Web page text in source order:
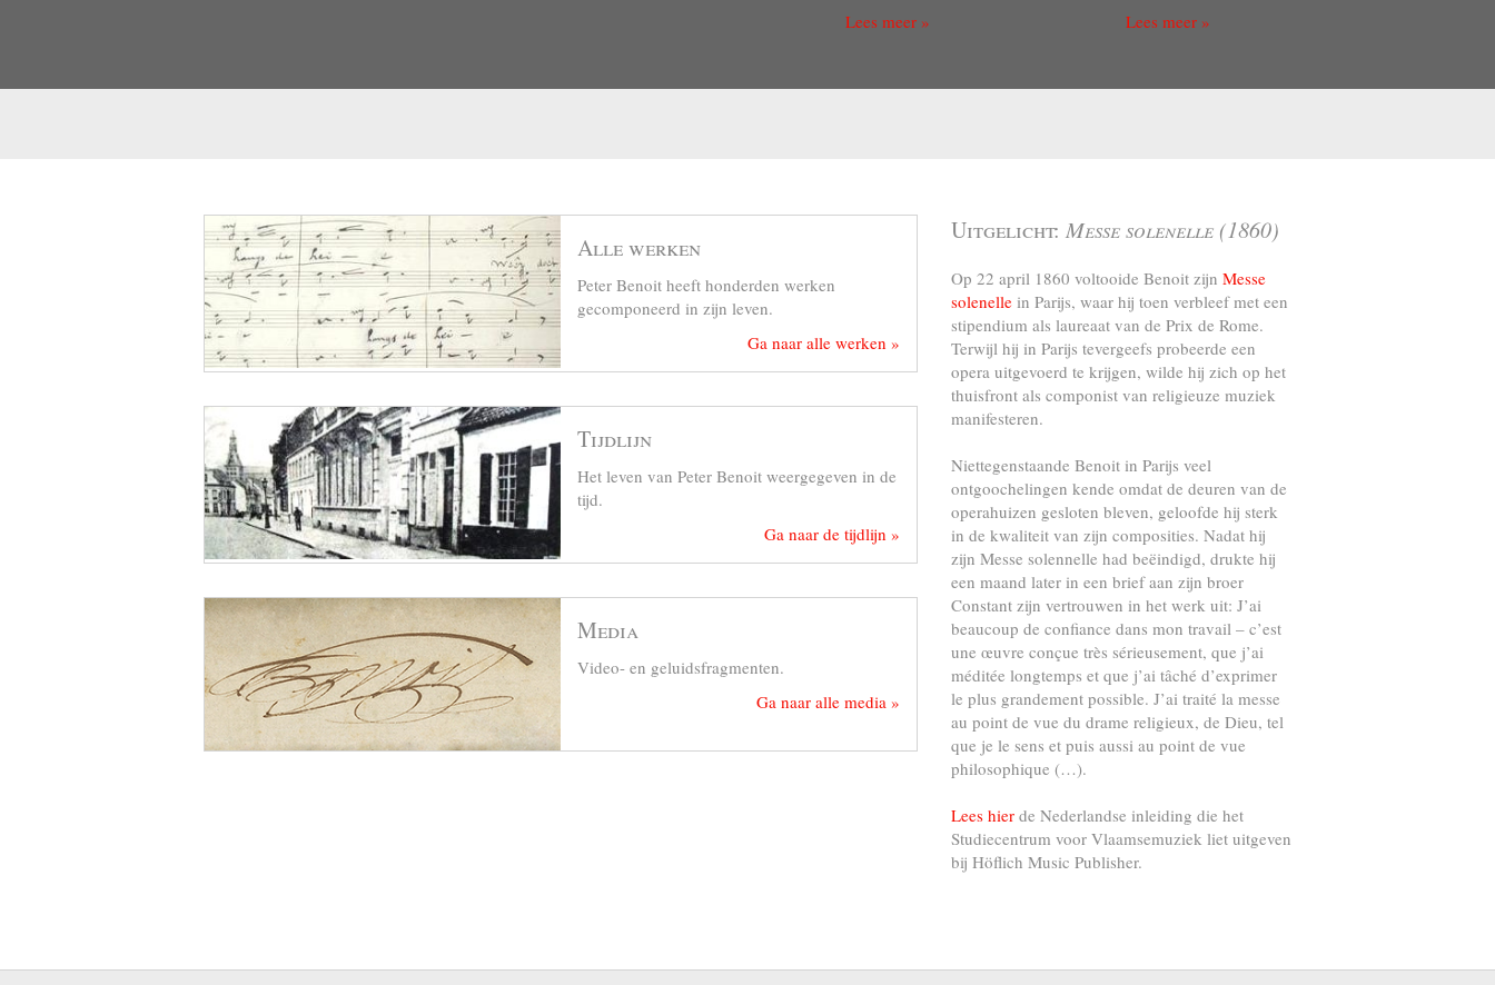
2. Clément Philippe François Michaëls (1821-1887) was bureauchef bij de
administratie van de goshuizen van Brussel. Hij is de auteur van
verschillende toneelwerken (zie: Biographie Nationale: Dictionnaire des
Ecrivains belges et catalogue de leurs publications 1830-1880, Tome II E-
M, Bruxelles, 1892, p. 676-677, met werkenlijst). Hij wordt onder meer
vermeld als auteur samen met Jacques Kats van De engel des huisgezins,
verschenen in 1853. Michaëls fils was vrijmetselaar en schreef brochures
zoals Guerre aux Jésuites en Morale des francs-maçons. Verder schreef hij
de teksten voor verschillende cantates voor de Romeprijs. (Zie ook: J.
Kuypers, Jacob Kats, agitator, p. 234.)
3. Firmin Lavisé, aan wie het stuk werd opgedragen, is wellicht de persoon
die Benoit in een brief van 28/06/1854 aan zijn ouders als zijn weldoener
vermeldt:
M. Lavisé qui est infatiguable pour me pousser et me faire connaître, m’a
temps.
Hij is eveneens te identificeren met Luitenant Kolonel Lavisé die op 6
oktober 1863 bij het huwelijk van Benoit met Flore Wantzel zal optreden als
getuige van de bruid. (LL)
Lees meer » Lees meer »
Alle werken
Peter Benoit heeft honderden werken
gecomponeerd in zijn leven.
Ga naar alle werken »
Tijdlijn
Het leven van Peter Benoit weergegeven in de
tijd.
Ga naar de tijdlijn »
Media
Video- en geluidsfragmenten.
Ga naar alle media »
Uitgelicht: Messe solenelle (1860)
Op 22 april 1860 voltooide Benoit zijn Messe
solenelle in Parijs, waar hij toen verbleef met een
stipendium als laureaat van de Prix de Rome.
Terwijl hij in Parijs tevergeefs probeerde een
opera uitgevoerd te krijgen, wilde hij zich op het
thuisfront als componist van religieuze muziek
manifesteren.
Niettegenstaande Benoit in Parijs veel
ontgoochelingen kende omdat de deuren van de
operahuizen gesloten bleven, geloofde hij sterk
in de kwaliteit van zijn composities. Nadat hij
zijn Messe solennelle had beëindigd, drukte hij
een maand later in een brief aan zijn broer
Constant zijn vertrouwen in het werk uit: J’ai
beaucoup de confiance dans mon travail – c’est
une œuvre conçue très sérieusement, que j’ai
méditée longtemps et que j’ai tâché d’exprimer
le plus grandement possible. J’ai traité la messe
au point de vue du drame religieux, de Dieu, tel
que je le sens et puis aussi au point de vue
philosophique (…).
Lees hier de Nederlandse inleiding die het
Studiecentrum voor Vlaamsemuziek liet uitgeven
bij Höflich Music Publisher.